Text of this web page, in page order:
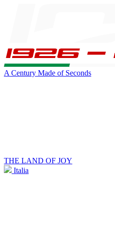
A Century Made of Seconds
THE LAND OF JOY
Italia